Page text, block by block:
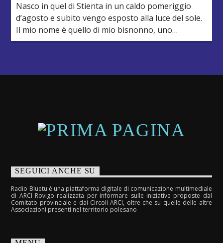
Nasco in quel di Stienta in un caldo pomeriggio
d’agosto e subito vengo esposto alla luce del sole.
Il mio nome è quello di mio bisnonno, uno
scariolante che portava due vistosi baffi ed amava
trasmessa dalla radio, e si […]
SEGUICI ANCHE SU
Radio Bluetu è una piattaforma digitale di comunicazione multimediale
di ARCI Rovigo realizzata per informare sulle iniziative proposte dal
Comitato provinciale e dai Circoli ARCI, oltre che su quelle delle altre
Associazioni presenti nel territorio polesano